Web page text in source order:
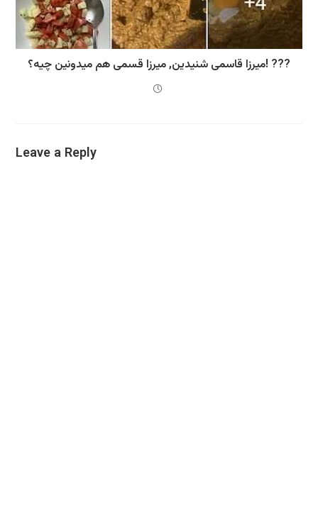
میرزا قاسمی شنیدین, میرزا قسمی هم میدونین چیه؟! ???
Leave a Reply